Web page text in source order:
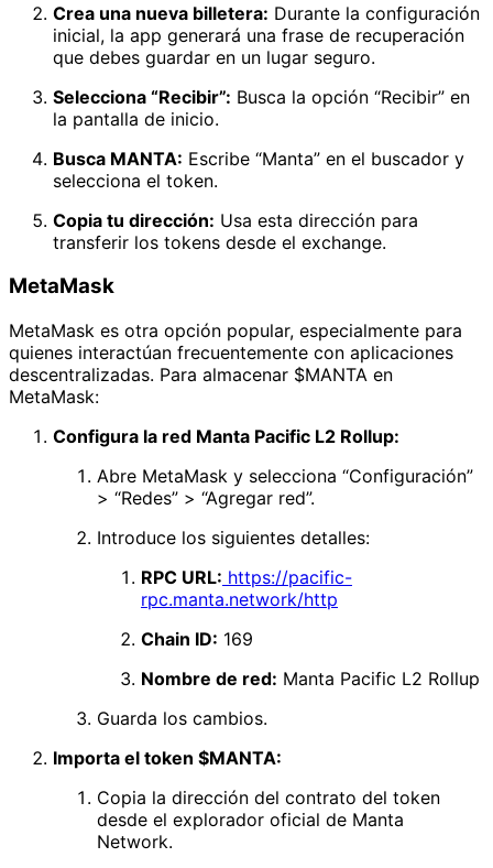
Crea una nueva billetera: Durante la configuración
inicial, la app generará una frase de recuperación
que debes guardar en un lugar seguro.
Selecciona “Recibir”: Busca la opción “Recibir” en
la pantalla de inicio.
Busca MANTA: Escribe “Manta” en el buscador y
selecciona el token.
Copia tu dirección: Usa esta dirección para
transferir los tokens desde el exchange.
MetaMask
MetaMask es otra opción popular, especialmente para
quienes interactúan frecuentemente con aplicaciones
descentralizadas. Para almacenar $MANTA en
MetaMask:
Configura la red Manta Pacific L2 Rollup:
Abre MetaMask y selecciona “Configuración”
> “Redes” > “Agregar red”.
Introduce los siguientes detalles:
RPC URL: https://pacific-
rpc.manta.network/http
Chain ID: 169
Nombre de red: Manta Pacific L2 Rollup
Guarda los cambios.
Importa el token $MANTA:
Copia la dirección del contrato del token
desde el explorador oficial de Manta
Network.